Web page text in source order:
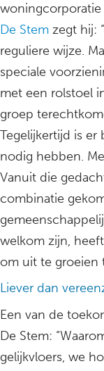
De Stem zegt hij:
reguliere wijze.
speciale
met een rolstoel
groep
Tegelijkertijd is
nodig hebben.
Vanuit die
combinatie
welkom zijn,
om uit te groeien
Liever dan
Een van de
De Stem:
gelijkvloers, we